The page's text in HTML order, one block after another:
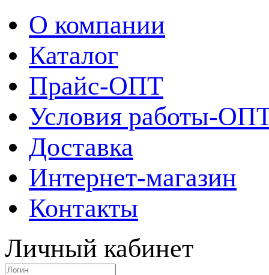
О компании
Каталог
Прайс-ОПТ
Условия работы-
Доставка
Интернет-магазин
Контакты
Личный кабинет